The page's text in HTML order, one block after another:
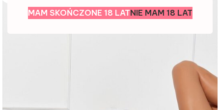
MAM SKOŃCZONE 18 LATNIE MAM 18 LAT